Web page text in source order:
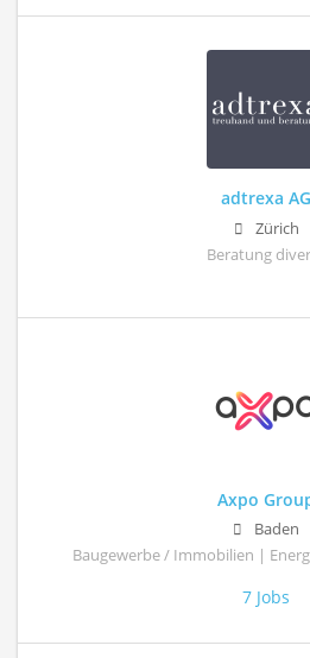
adtrexa AG
Zürich
Beratung
Axpo
Baden
Baugewerbe / Immobilien |
7 Jobs